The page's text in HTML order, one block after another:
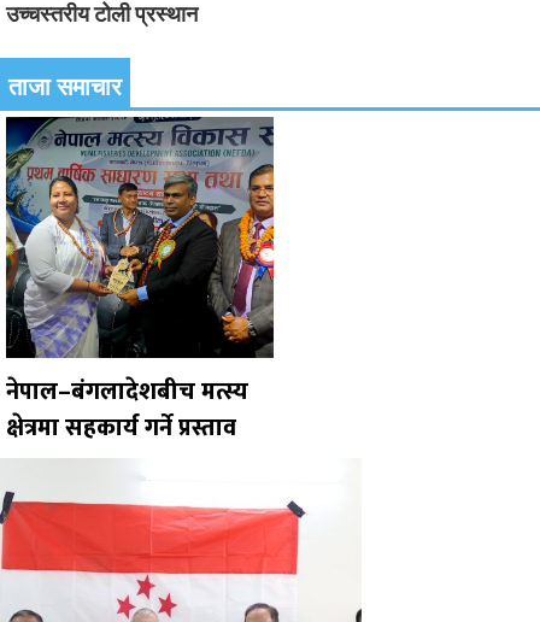
उच्चस्तरीय टोली प्रस्थान
ताजा समाचार
नेपाल–बंगलादेशबीच मत्स्य
क्षेत्रमा सहकार्य गर्ने प्रस्ताव